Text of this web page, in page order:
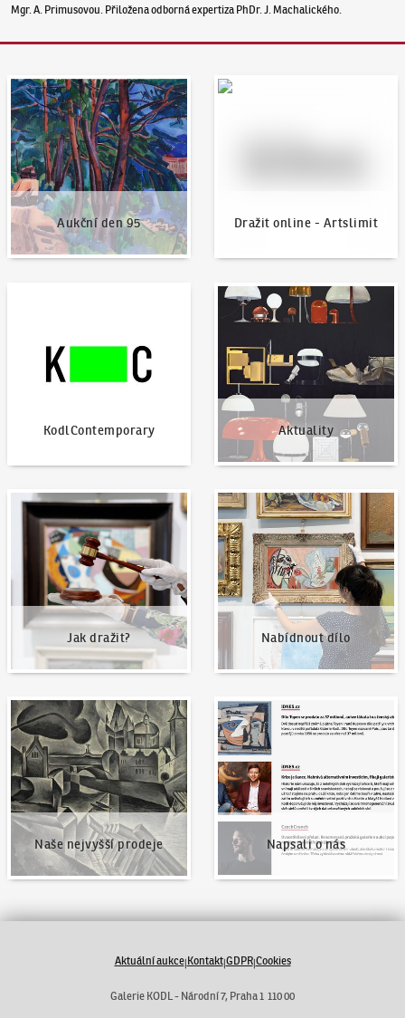
Mgr. A. Primusovou. Přiložena odborná expertiza PhDr. J. Machalického.
Aukční den 95
Aukční den 95
Dražit online - Artslimit
Dražit online - Artslimit
KodlContemporary Aktuality
Aktuality
Jak dražit?
Jak dražit?
Nabídnout dílo
Nabídnout dílo
Naše nejvyšší prodeje
Naše nejvyšší prodeje
Napsali o nás
Napsali o nás
Aktuální aukce|Kontakt|GDPR|Cookies
Galerie KODL - Národní 7, Praha 1 110 00